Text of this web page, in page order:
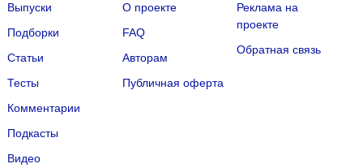
Выпуски
Подборки
Статьи
Тесты
Комментарии
Подкасты
Видео
О проекте
FAQ
Авторам
Публичная оферта
Реклама на
проекте
Обратная связь